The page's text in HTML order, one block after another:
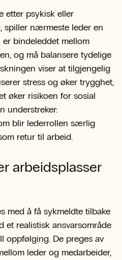
etter psykisk eller
spiller nærmeste leder en
bindeleddet mellom
og må balansere tydelige
viser at tilgjengelig
stress og øker trygghet,
øker risikoen for sosial
understreker:
blir lederrollen særlig
retur til arbeid.
arbeidsplasser
med å få sykmeldte tilbake
et realistisk ansvarsområde
oppfølging. De preges av
leder og medarbeider,